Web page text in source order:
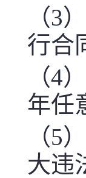
（3
行合
（4
年任
（5
大违